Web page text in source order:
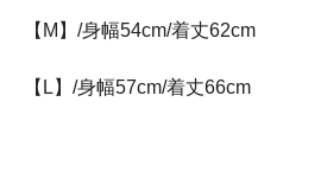
【M】/身幅54cm/着丈62cm
【L】/身幅57cm/着丈66cm